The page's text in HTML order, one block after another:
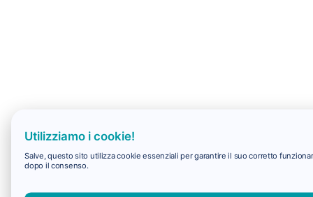
Utilizziamo i cookie!
Salve, questo sito utilizza cookie essenziali per garantire il suo corretto
dopo il consenso.